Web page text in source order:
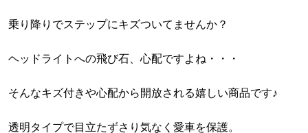
乗り降りでステップにキズついてませんか？
ヘッドライトへの飛び石、心配ですよね・・・
そんなキズ付きや心配から開放される嬉しい商品です♪
透明タイプで目立たずさり気なく愛車を保護。